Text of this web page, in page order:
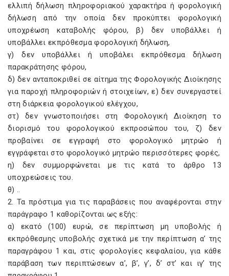
ελλιπή δήλωση πληροφοριακού χαρακτήρα ή φορολογική
δήλωση από την οποία δεν προκύπτει φορολογική
υποχρέωση καταβολής φόρου, β) δεν υποβάλλει ή
υποβάλλει εκπρόθεσμα φορολογική δήλωση,
γ) δεν υποβάλλει ή υποβάλει εκπρόθεσμα δήλωση
παρακράτησης φόρου,
δ) δεν ανταποκριθεί σε αίτημα της Φορολογικής Διοίκησης
για παροχή πληροφοριών ή στοιχείων, ε) δεν συνεργαστεί
στη διάρκεια φορολογικού ελέγχου,
στ) δεν γνωστοποιήσει στη Φορολογική Διοίκηση το
διορισμό του φορολογικού εκπροσώπου του, ζ) δεν
προβαίνει σε εγγραφή στο φορολογικό μητρώο ή
εγγράφεται στο φορολογικό μητρώο περισσότερες φορές,
η) δεν συμμορφώνεται με τις κατά το άρθρο 13
υποχρεώσεις του.
θ) ..
2. Τα πρόστιμα για τις παραβάσεις που αναφέρονται στην
παράγραφο 1 καθορίζονται ως εξής:
α) εκατό (100) ευρώ, σε περίπτωση μη υποβολής ή
εκπρόθεσμης υποβολής σχετικά με την περίπτωση α’ της
παραγράφου 1 και, στις φορολογίες κεφαλαίου, για κάθε
παράβαση των περιπτώσεων α’, β’, γ’, δ’ στ’ και ιγ’ της